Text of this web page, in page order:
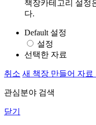
책장카테고리 설정
다.
Default 설정
설정
선택한 자료
취소 새 책장 만들어 자료
관심분야 검색
닫기